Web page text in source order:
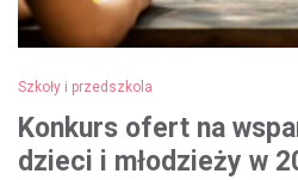
Szkoły i przedszkola
Konkurs ofert na
dzieci i młodzieży w